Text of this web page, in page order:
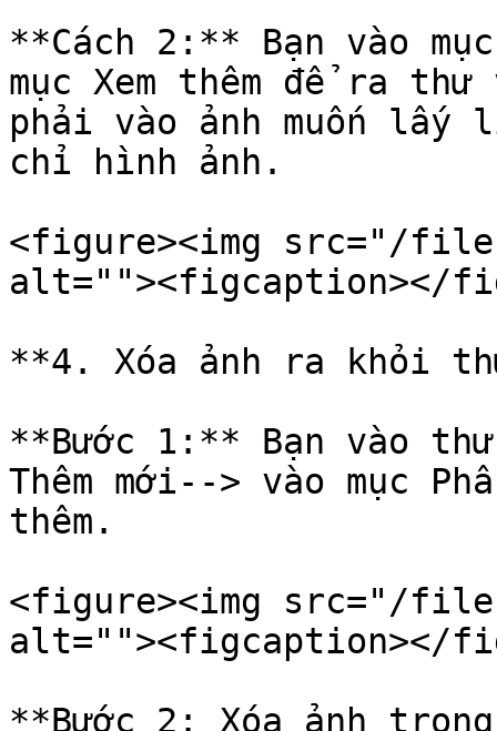
**Cách 2:** Bạn vào
mục Xem thêm để ra
phải vào ảnh muốn lấy
chỉ hình ảnh.
<figure><img src="/
alt=""><figcaption></
**4. Xóa ảnh ra khỏi
**Bước 1:** Bạn vào
Thêm mới--> vào mục
thêm.
<figure><img src="/
alt=""><figcaption></
**Bước 2: Xóa ảnh